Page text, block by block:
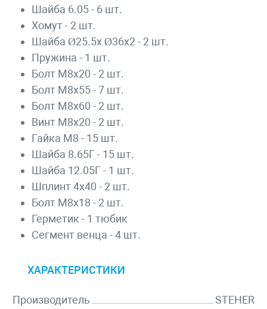
Шайба 6.05 - 6 шт.
Хомут - 2 шт.
Шайба Ø25.5х Ø36x2 - 2 шт.
Пружина - 1 шт.
Болт М8х20 - 2 шт.
Болт М8х55 - 7 шт.
Болт М8х60 - 2 шт.
Винт М8х20 - 2 шт.
Гайка М8 - 15 шт.
Шайба 8.65Г - 15 шт.
Шайба 12.05Г - 1 шт.
Шплинт 4х40 - 2 шт.
Болт М8х18 - 2 шт.
Герметик - 1 тюбик
Сегмент венца - 4 шт.
ХАРАКТЕРИСТИКИ
Производитель
STEHER